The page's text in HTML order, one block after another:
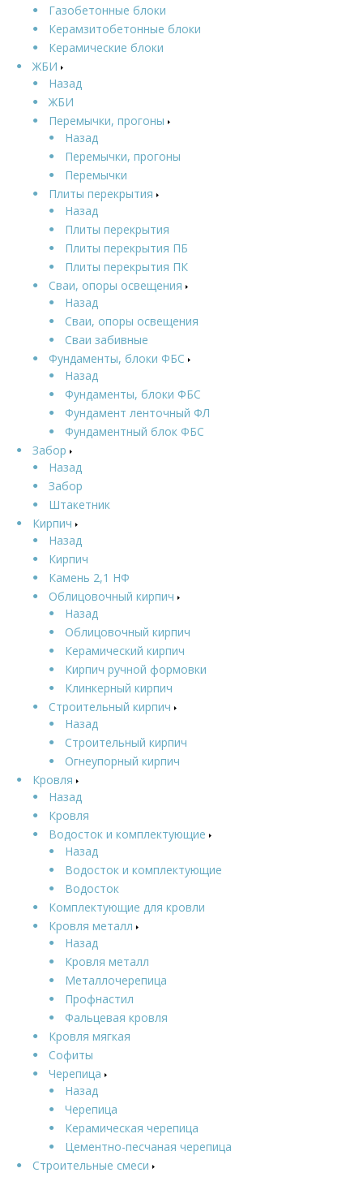
Газобетонные блоки
Керамзитобетонные блоки
Керамические блоки
ЖБИ
Назад
ЖБИ
Перемычки, прогоны
Назад
Перемычки, прогоны
Перемычки
Плиты перекрытия
Назад
Плиты перекрытия
Плиты перекрытия ПБ
Плиты перекрытия ПК
Сваи, опоры освещения
Назад
Сваи, опоры освещения
Сваи забивные
Фундаменты, блоки ФБС
Назад
Фундаменты, блоки ФБС
Фундамент ленточный ФЛ
Фундаментный блок ФБС
Забор
Назад
Забор
Штакетник
Кирпич
Назад
Кирпич
Камень 2,1 НФ
Облицовочный кирпич
Назад
Облицовочный кирпич
Керамический кирпич
Кирпич ручной формовки
Клинкерный кирпич
Строительный кирпич
Назад
Строительный кирпич
Огнеупорный кирпич
Кровля
Назад
Кровля
Водосток и комплектующие
Назад
Водосток и комплектующие
Водосток
Комплектующие для кровли
Кровля металл
Назад
Кровля металл
Металлочерепица
Профнастил
Фальцевая кровля
Кровля мягкая
Софиты
Черепица
Назад
Черепица
Керамическая черепица
Цементно-песчаная черепица
Строительные смеси